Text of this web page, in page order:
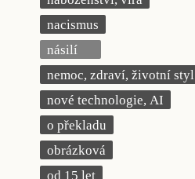
nacismus
násilí
nemoc, zdraví, životní styl
nové technologie, AI
o překladu
obrázková
od 15 let